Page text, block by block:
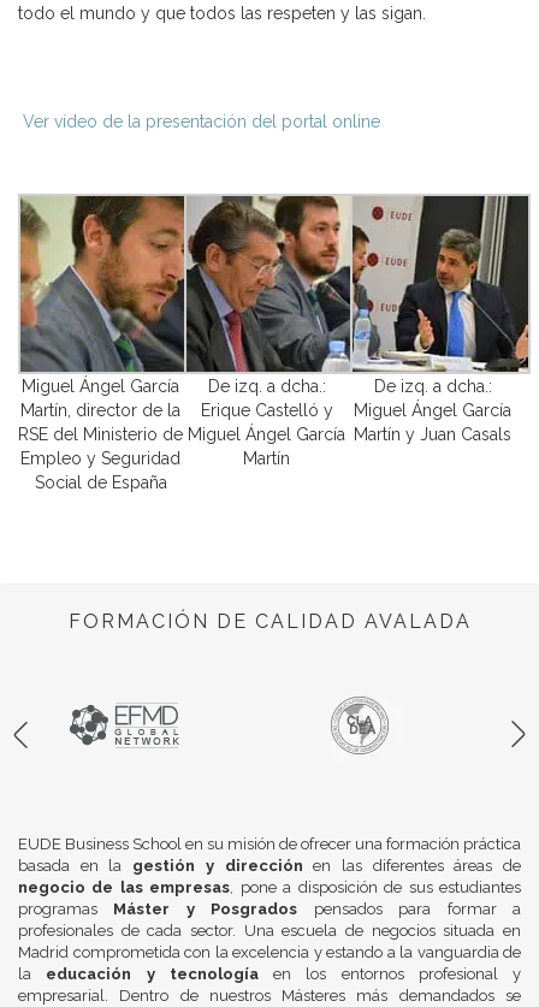
todo el mundo y que todos las respeten y las sigan.
Ver vídeo de la presentación del portal online
Miguel Ángel García
Martín, director de la
RSE del Ministerio de
Empleo y Seguridad
Social de España
De izq. a dcha.:
Erique Castelló y
Miguel Ángel García
Martín
De izq. a dcha.:
Miguel Ángel García
Martín y Juan Casals
FORMACIÓN DE CALIDAD AVALADA
EUDE Business School en su misión de ofrecer una formación práctica
basada en la gestión y dirección en las diferentes áreas de
negocio de las empresas, pone a disposición de sus estudiantes
programas Máster y Posgrados pensados para formar a
profesionales de cada sector. Una escuela de negocios situada en
Madrid comprometida con la excelencia y estando a la vanguardia de
la educación y tecnologíaen los entornos profesional y
empresarial. Dentro de nuestros Másteres más demandados se